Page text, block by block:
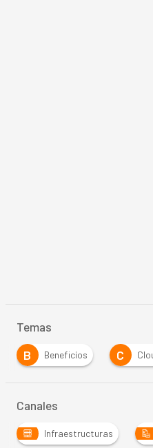
Temas
B
Beneficios C
Canales
Infraestructuras